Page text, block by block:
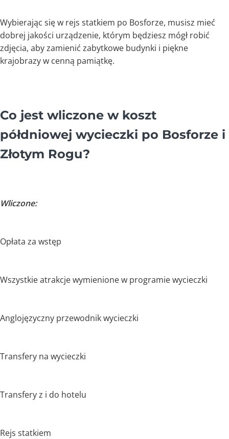
Wybierając się w rejs statkiem po Bosforze, musisz mieć
dobrej jakości urządzenie, którym będziesz mógł robić
zdjęcia, aby zamienić zabytkowe budynki i piękne
krajobrazy w cenną pamiątkę.
Co jest wliczone w koszt
półdniowej wycieczki po Bosforze i
Złotym Rogu?
Wliczone:
Opłata za wstęp
Wszystkie atrakcje wymienione w programie wycieczki
Anglojęzyczny przewodnik wycieczki
Transfery na wycieczki
Transfery z i do hotelu
Rejs statkiem